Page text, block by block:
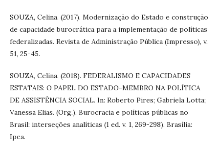
SOUZA, Celina. (2017). Modernização do Estado e construção
de capacidade burocrática para a implementação de políticas
federalizadas. Revista de Administração Pública (Impresso), v.
51, 25-45.
SOUZA, Celina. (2018). FEDERALISMO E CAPACIDADES
ESTATAIS: O PAPEL DO ESTADO-MEMBRO NA POLÍTICA
DE ASSISTÊNCIA SOCIAL. In: Roberto Pires; Gabriela Lotta;
Vanessa Elias. (Org.). Burocracia e políticas públicas no
Brasil: interseções analíticas (1 ed. v. 1, 269-298). Brasília:
Ipea.